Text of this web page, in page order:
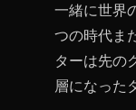
一緒に世界
つの時代ま
ターは先の
層になった